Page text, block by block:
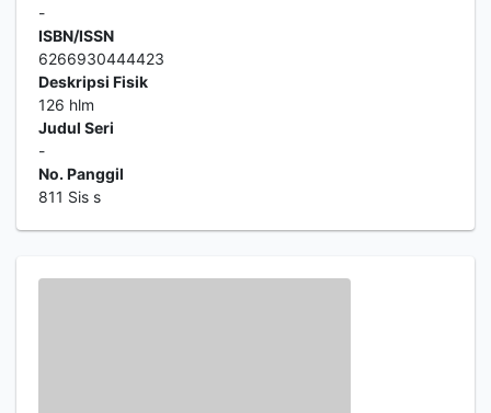
-
ISBN/ISSN
6266930444423
Deskripsi Fisik
126 hlm
Judul Seri
-
No. Panggil
811 Sis s